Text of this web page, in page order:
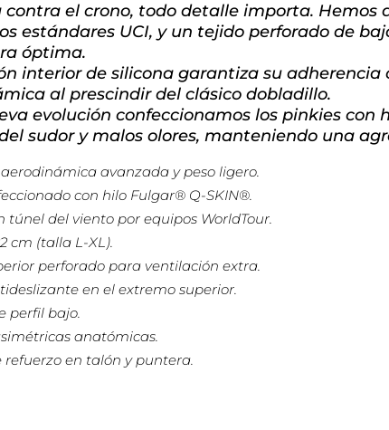
contra el crono, todo detalle importa.
estándares UCI, y un tejido perforado de
óptima.
interior de silicona garantiza su
al prescindir del clásico dobladillo.
evolución confeccionamos los pinkies
sudor y malos olores, manteniendo una
avanzada y peso ligero.
con hilo Fulgar® Q-SKIN®.
túnel del viento por equipos WorldTour.
cm (talla L-XL).
perforado para ventilación extra.
en el extremo superior.
perfil bajo.
anatómicas.
refuerzo en talón y puntera.